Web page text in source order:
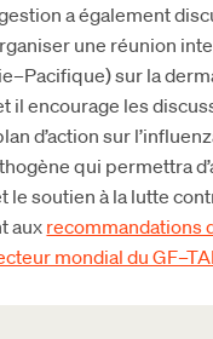
a également
une réunion
sur la
il encourage les
d’action sur
qui permettra
le soutien à la lutte
auxrecommandations
mondial du